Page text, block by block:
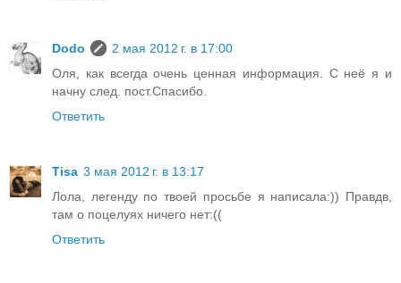
Dodo
2 мая 2012 г. в 17:00
Оля, как всегда очень ценная информация. С неё я и
начну след. пост.Спасибо.
Ответить
Tisa 3 мая 2012 г. в 13:17
Лола, легенду по твоей просьбе я написала:)) Правдв,
там о поцелуях ничего нет:((
Ответить